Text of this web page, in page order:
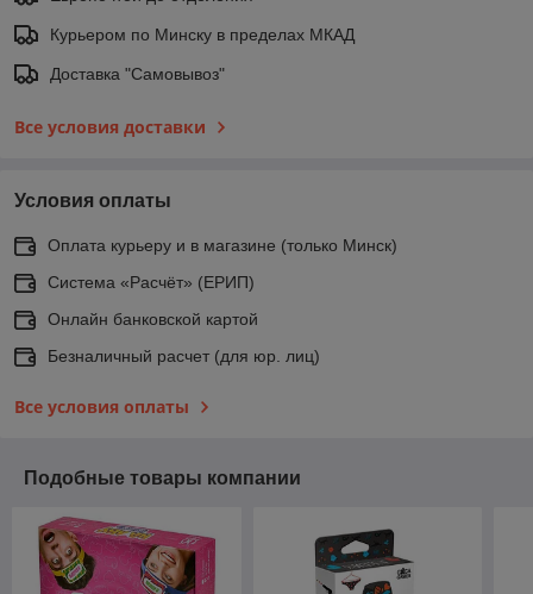
Курьером по Минску в пределах МКАД
Доставка "Самовывоз"
Все условия доставки
Условия оплаты
Оплата курьеру и в магазине (только Минск)
Система «Расчёт» (ЕРИП)
Онлайн банковской картой
Безналичный расчет (для юр. лиц)
Все условия оплаты
Подобные товары компании